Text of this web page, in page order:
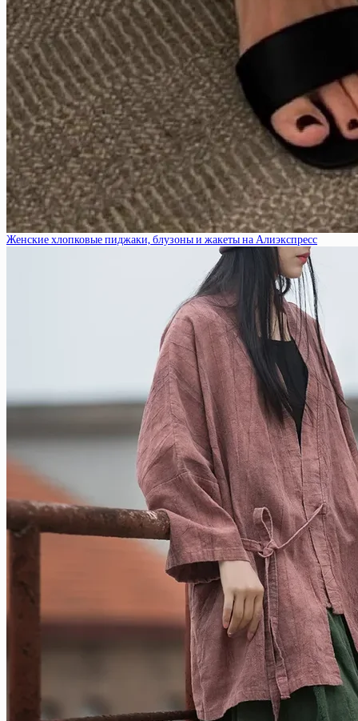
Женские хлопковые пиджаки, блузоны и жакеты на Алиэкспресс